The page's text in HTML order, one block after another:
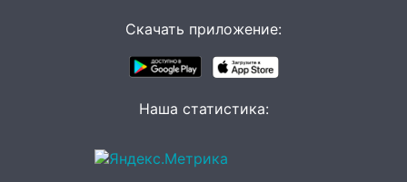
На Нижней Террасе мощным
ветром вырвало дерево с корнем
СТО на проспекте Созидателей
транспорту: в Ульяновске трамвай
Скачать приложение:
Наша статистика: